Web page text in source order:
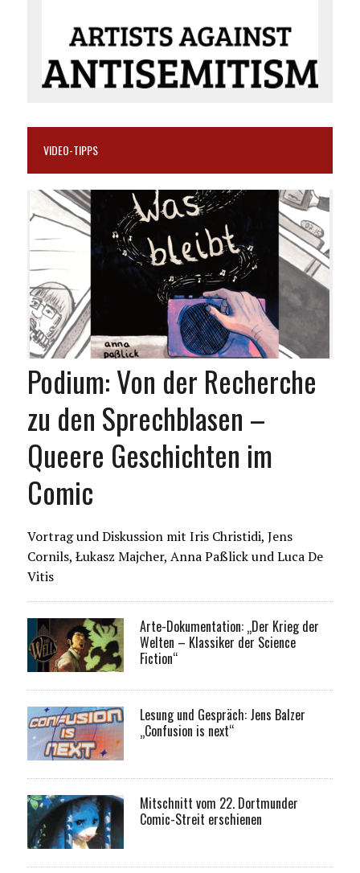
VIDEO-TIPPS
Podium: Von der Recherche
zu den Sprechblasen –
Queere Geschichten im
Comic
Vortrag und Diskussion mit Iris Christidi, Jens
Cornils, Łukasz Majcher, Anna Paßlick und Luca De
Vitis
Arte-Dokumentation: „Der Krieg der
Welten – Klassiker der Science
Fiction“
Lesung und Gespräch: Jens Balzer
„Confusion is next“
Mitschnitt vom 22. Dortmunder
Comic-Streit erschienen